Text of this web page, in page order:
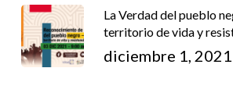
La Verdad del pueblo
territorio de vida y
diciembre 1, 2021